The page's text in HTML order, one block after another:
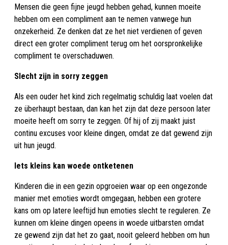
Mensen die geen fijne jeugd hebben gehad, kunnen moeite
hebben om een compliment aan te nemen vanwege hun
onzekerheid. Ze denken dat ze het niet verdienen of geven
direct een groter compliment terug om het oorspronkelijke
compliment te overschaduwen.
Slecht zijn in sorry zeggen
Als een ouder het kind zich regelmatig schuldig laat voelen dat
ze überhaupt bestaan, dan kan het zijn dat deze persoon later
moeite heeft om sorry te zeggen. Of hij of zij maakt juist
continu excuses voor kleine dingen, omdat ze dat gewend zijn
uit hun jeugd.
Iets kleins kan woede ontketenen
Kinderen die in een gezin opgroeien waar op een ongezonde
manier met emoties wordt omgegaan, hebben een grotere
kans om op latere leeftijd hun emoties slecht te reguleren. Ze
kunnen om kleine dingen opeens in woede uitbarsten omdat
ze gewend zijn dat het zo gaat, nooit geleerd hebben om hun